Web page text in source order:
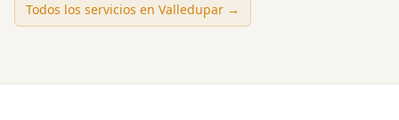
Todos los servicios en Valledupar →